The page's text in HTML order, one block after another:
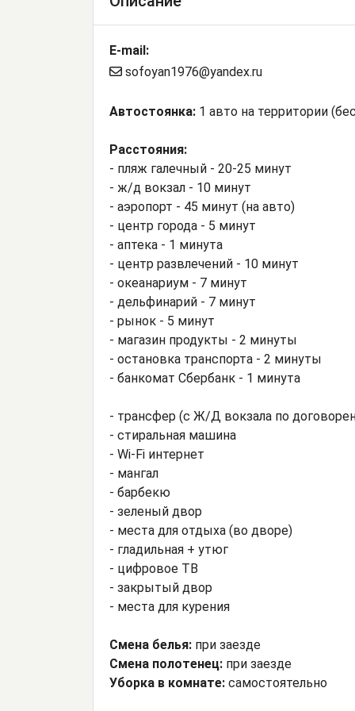
E-mail:
sofoyan1976@yandex.ru
Автостоянка: 1 авто на территории
Расстояния:
- пляж галечный - 20-25 минут
- ж/д вокзал - 10 минут
- аэропорт - 45 минут (на авто)
- центр города - 5 минут
- аптека - 1 минута
- центр развлечений - 10 минут
- океанариум - 7 минут
- дельфинарий - 7 минут
- рынок - 5 минут
- магазин продукты - 2 минуты
- остановка транспорта - 2 минуты
- банкомат Сбербанк - 1 минута
- трансфер (с Ж/Д вокзала по
- стиральная машина
- Wi-Fi интернет
- мангал
- барбекю
- зеленый двор
- места для отдыха (во дворе)
- гладильная + утюг
- цифровое ТВ
- закрытый двор
- места для курения
Смена белья: при заезде
Смена полотенец: при заезде
Уборка в комнате: самостоятельно